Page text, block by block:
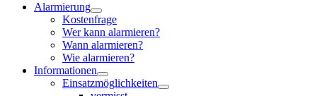
Alarmierung
Kostenfrage
Wer kann alarmieren?
Wann alarmieren?
Wie alarmieren?
Informationen
Einsatzmöglichkeiten